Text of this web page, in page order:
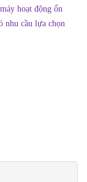
hoạt động ổn
nhu cầu lựa chọn